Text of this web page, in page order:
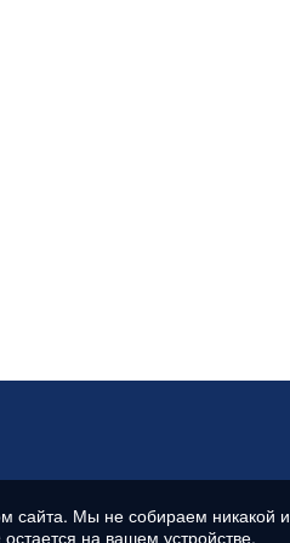
сайта. Мы не собираем никакой
на вашем устройстве.